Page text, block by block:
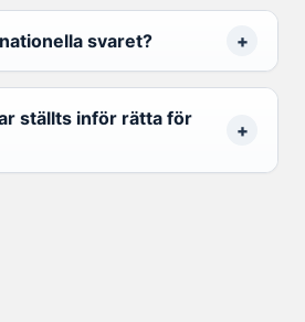
svaret?
ställts inför rätta för